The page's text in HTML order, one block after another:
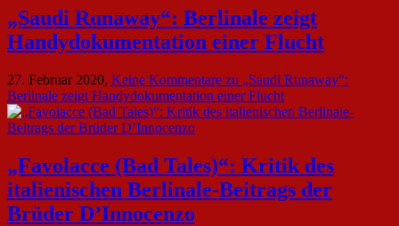
„Saudi Runaway“: Berlinale zeigt
Handydokumentation einer Flucht
27. Februar 2020, Keine Kommentare zu „Saudi Runaway“:
Berlinale zeigt Handydokumentation einer Flucht
„Favolacce (Bad Tales)“: Kritik des
italienischen Berlinale-Beitrags der
Brüder D’Innocenzo